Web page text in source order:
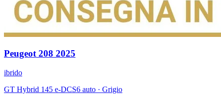
Peugeot 208 2025
ibrido
GT Hybrid 145 e-DCS6 auto · Grigio